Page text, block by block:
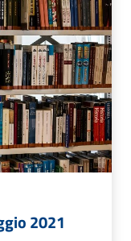
2021